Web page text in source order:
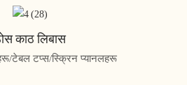
काठ लिबास
टेबल टप्स/स्क्रिन प्यानलहरू